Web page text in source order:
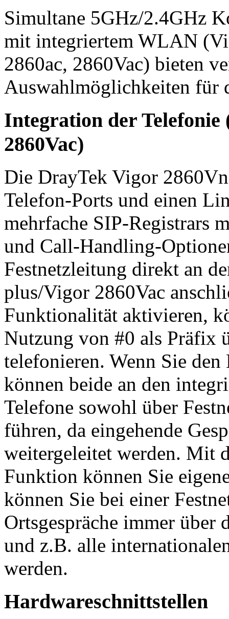
Simultane 5GHz/2.4GHz
mit integriertem WLAN
2860ac, 2860Vac) bieten
Auswahlmöglichkeiten für
Integration der
2860Vac)
Die DrayTek Vigor
Telefon-Ports und einen
mehrfache SIP-Registrars
und Call-Handling-
Festnetzleitung direkt an
plus/Vigor 2860Vac
Funktionalität aktivieren,
Nutzung von #0 als Präfix
telefonieren. Wenn Sie den
können beide an den
Telefone sowohl über
führen, da eingehende
weitergeleitet werden. Mit
Funktion können Sie
können Sie bei einer
Ortsgespräche immer über
und z.B. alle
werden.
Hardwareschnittstellen